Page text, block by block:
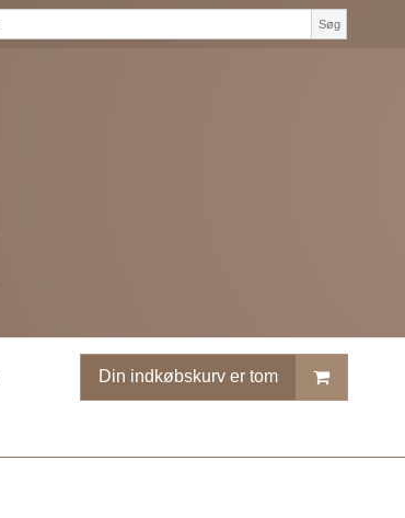
Søg
Din indkøbskurv er tom